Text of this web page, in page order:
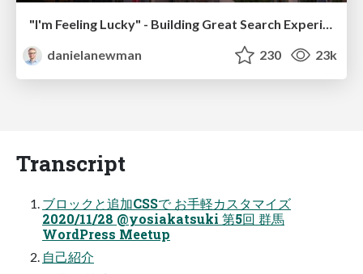
danielanewman
230 23k
Transcript
ブロックと追加CSSで お⼿軽カスタマイズ
2020/11/28 @yosiakatsuki 第5回 群⾺
WordPress Meetup
⾃⼰紹介